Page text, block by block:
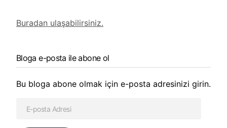
Buradan ulaşabilirsiniz.
Bloga e-posta ile abone ol
Bu bloga abone olmak için e-posta adresinizi girin.